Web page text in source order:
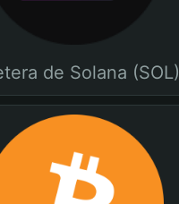
de Solana (SOL)